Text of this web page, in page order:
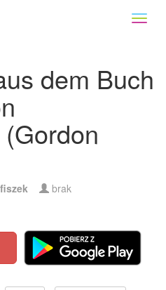
dem Buch
brak